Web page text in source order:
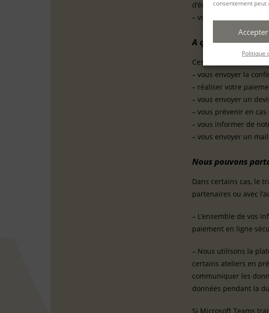
consentement peut
Accepter
Politique
d’écriture…)
– votre convocation,
A quelles fins
Ces données sont
– vous envoyer la
– réaliser votre
– vous envoyer un
– vous prévenir en
– vous informer de
– vous envoyer un
Nous pouvons
Dans certains cas, le
partenaires ou avec
– L’ensemble de vos
paiement en ligne
– Nous utilisons la
certains ateliers en
communiquer les
données pendant la
Si Microsoft Teams